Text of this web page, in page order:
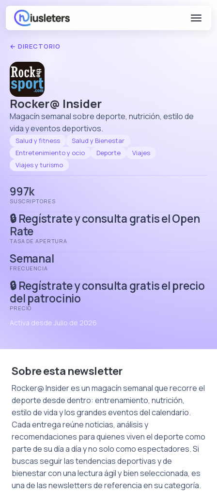
← DIRECTORIO
Rocker@ Insider
Magacín semanal sobre deporte, nutrición, estilo de
vida y eventos deportivos.
Salud y fitness
Salud y Bienestar
Entretenimiento y ocio
Deporte
Viajes
Viajes y turismo
997k
SUSCRIPTORES
🔒 Regístrate y consulta gratis el Open
Rate
TASA DE APERTURA
Semanal
FRECUENCIA
🔒 Regístrate y consulta gratis el precio
del patrocinio
PRECIO
Activa desde Julio de 2026
Sobre esta newsletter
Rocker@ Insider es un magacín semanal que recorre el
deporte desde dentro: entrenamiento, nutrición,
estilo de vida y los grandes eventos del calendario.
Cada entrega reúne noticias, análisis y
recomendaciones para quienes viven el deporte como
parte de su día a día y no solo como espectadores. Si
buscas seguir las tendencias deportivas y de
bienestar con una lectura ágil y bien seleccionada, es
una de las newsletters de referencia en su categoría.